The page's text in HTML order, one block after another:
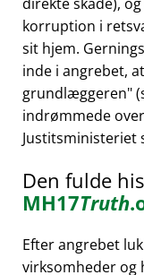
korruption i
sit hjem.
inde i angrebet,
grundlæggeren
indrømmede
Justitsministeriet
Den fulde
MH17Truth
Efter angrebet
virksomheder og